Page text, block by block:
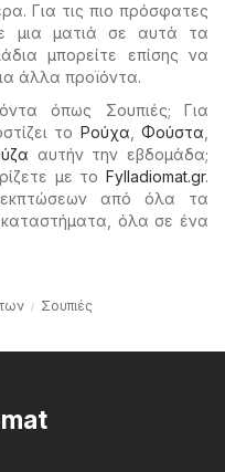
Για τις πιο πρόσφατες
μια ματιά σε αυτά τα
μπορείτε επίσης να
άλλα προϊόντα.
όπως Σουπιές; Για
το Ρούχα Φούστα
αυτήν την εβδομάδα;
με το Fylladiomat.gr.
από όλα τα
όλα σε ένα
Σουπιές